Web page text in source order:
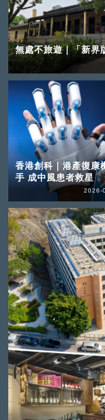
無處不旅遊｜「新界
香港創科｜港產復康
手 成中風患者救星
2026-